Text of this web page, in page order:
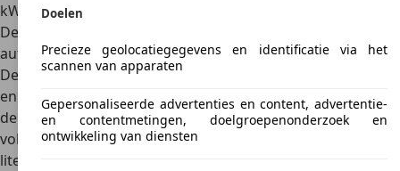
kW (178 pk) en wordt ondersteund door een elektromotor.
De aandrijflijn wordt gecompleteerd door een traploze
automatische CVT-transmissie.
De elektromotorheeft een vermogen van 88 kW (120 pk)
en helpt de auto vooral bij het accelereren. Met hulp van
de door een batterij gevoede elektrische aandrijving moet
volgens Toyota een gemiddeld brandstofverbruik van
liter per 100 kilometer
Doelen
Precieze geolocatiegegevens en identificatie via het
scannen van apparaten
Gepersonaliseerde advertenties en content, advertentie-
en contentmetingen, doelgroepenonderzoek en
ontwikkeling van diensten